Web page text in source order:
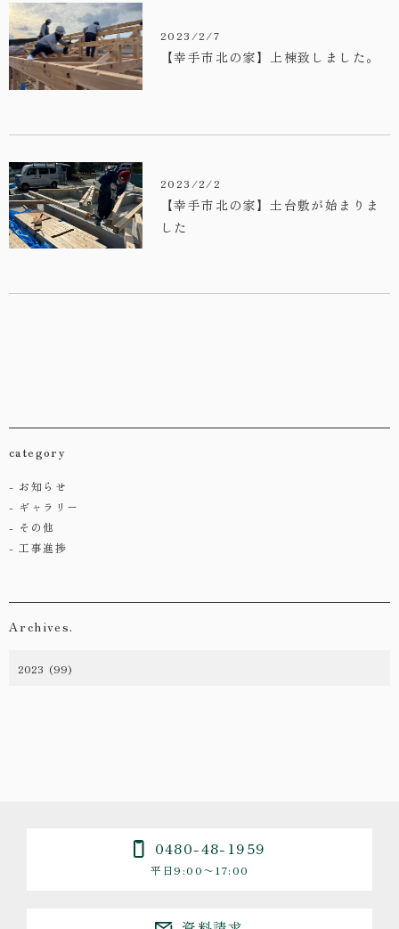
2023/2/7
【幸手市北の家】上棟致しました。
2023/2/2
【幸手市北の家】土台敷が始まりま
した
category
お知らせ
ギャラリー
その他
工事進捗
Archives.
0480-48-1959
平日9:00〜17:00